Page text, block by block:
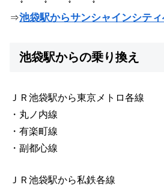
⇒池袋駅からサンシャインシテ
池袋駅からの乗り換え
ＪＲ池袋駅から東京メトロ各線
・丸ノ内線
・有楽町線
・副都心線
ＪＲ池袋駅から私鉄各線